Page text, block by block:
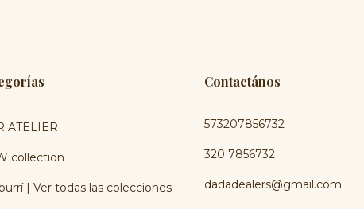
ATELIER
collection
| Ver todas las colecciones
Contactános
573207856732
320 7856732
dadadealers@gmail.com